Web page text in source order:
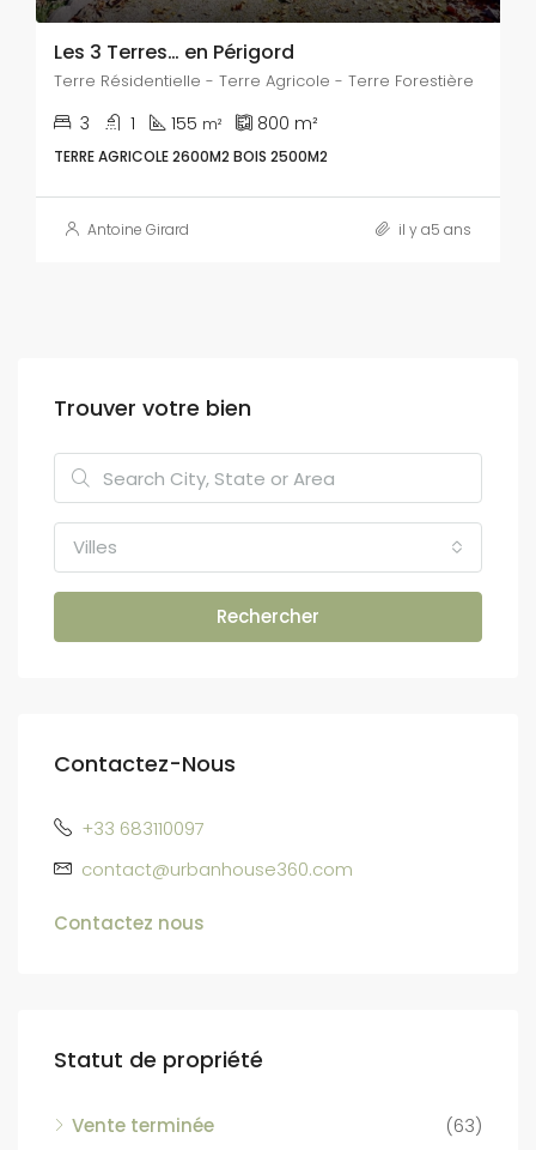
Les 3 Terres… en Périgord
Terre Résidentielle - Terre Agricole - Terre Forestière
3 1 155 m² 800 m²
TERRE AGRICOLE 2600M2 BOIS 2500M2
Antoine Girard il y a5 ans
Trouver votre bien
Villes
Rechercher
Contactez-Nous
+33 683110097
contact@urbanhouse360.com
Contactez nous
Statut de propriété
Vente terminée
(63)